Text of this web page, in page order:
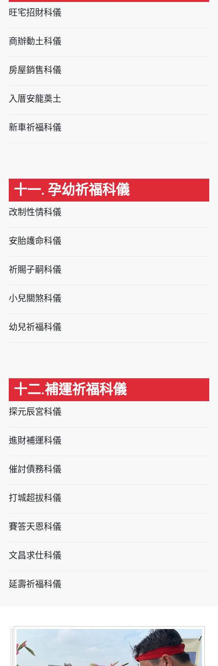
旺宅招財科儀
商辦動土科儀
房屋銷售科儀
入厝安龍奠土
新車祈福科儀
十一. 孕幼祈福科儀
改制性情科儀
安胎護命科儀
祈賜子嗣科儀
小兒關煞科儀
幼兒祈福科儀
十二.補運祈福科儀
探元辰宮科儀
進財補運科儀
催討債務科儀
打城超拔科儀
賽答天恩科儀
文昌求仕科儀
延壽祈福科儀